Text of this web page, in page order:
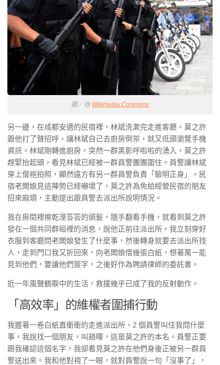
圖／ @ Wikimedia Commons
另一邊，在成都安適的民宿裡，林斌洗漱完走進客廳。莫之許
跟他打了聲招呼，讓林斌自己去廚房倒茶，就又低頭瀏覽手機
資訊。林斌剛轉進廚房，突然一群黑影呼啦啦的湧入，莫之許
趕緊抬起頭，看見林斌已經被一群員警團團圍住。員警讓林斌
穿上僧袍拍照，顯然遠方有另一群員警負責「驗明正身」。民
宿老闆娘見這陣勢已經嚇壞了，莫之許為免給經營民宿的朋友
招來麻煩，主動提出跟員警去派出所說明情況。
我在房間裡擦乾溼答答的頭髮，隨手翻看手機，就看到莫之許
發在一個共同群組裡的消息，說他正前往派出所。我立刻穿好
衣服到客廳問老闆娘發生了什麼事，然後轉身就要去派出所找
人，走到門口我又折回來，向老闆娘借幾張白紙，想著萬一能
見到他們，要讓他們簽字，之後好作為聘請律師的委託書。
近一年風聲鶴唳中的生活，救援幾乎已成了我的反射動作。
「高效率」的維權者圍捕行動
我握著一卷白紙直衝衝的走進派出所，2 個員警叫住我問什麼
事，我說找一個朋友，叫趙暉，這是莫之許的本名。員警正要
跟我確認這個名字，我卻看見莫之許在他們身後正被另一群員
警送出來。我和他對視了一眼，就對員警說一句「沒事了」，